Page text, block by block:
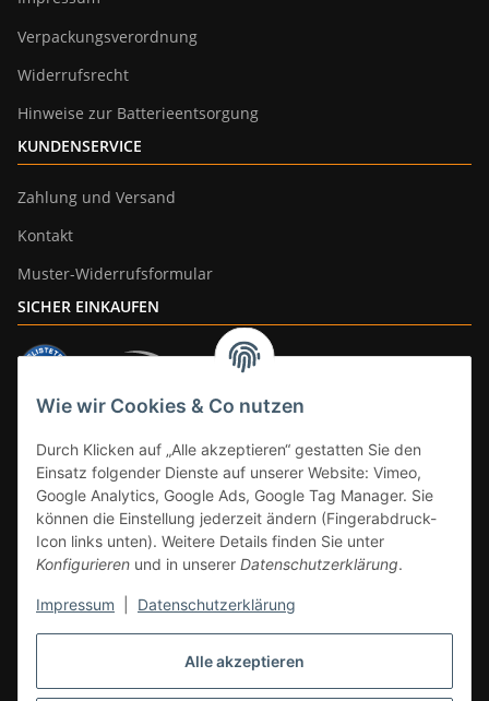
Alle akzeptieren
Wie wir Cookies & Co nutzen
Durch Klicken auf „Alle akzeptieren“ gestatten Sie den
Einsatz folgender Dienste auf unserer Website: Vimeo,
Google Analytics, Google Ads, Google Tag Manager. Sie
können die Einstellung jederzeit ändern (Fingerabdruck-
Icon links unten). Weitere Details finden Sie unter
Konfigurieren und in unserer Datenschutzerklärung.
Impressum Datenschutzerklärung
Verpackungsverordnung
Widerrufsrecht
Hinweise zur Batterieentsorgung
KUNDENSERVICE
Zahlung und Versand
Kontakt
Muster-Widerrufsformular
SICHER EINKAUFEN
* Alle Preise inkl. gesetzlicher Mwst., zzgl.Versand
DE, gilt nicht für Großgeräte per Spedition). Artikel mit 0% MwSt. (gem. §